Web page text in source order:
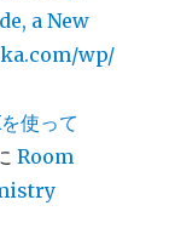
a New
wp/
使って
Room